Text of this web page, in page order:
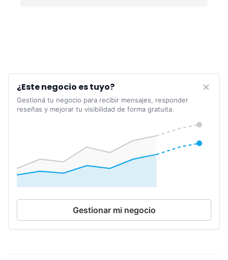
¿Este negocio es tuyo?
Gestioná tu negocio para recibir mensajes, responder
reseñas y mejorar tu visibilidad de forma gratuita.
Gestionar mi negocio